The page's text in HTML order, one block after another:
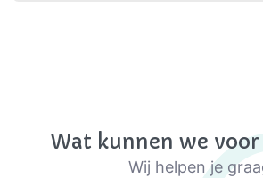
Wat kunnen we voor
Wij helpen je